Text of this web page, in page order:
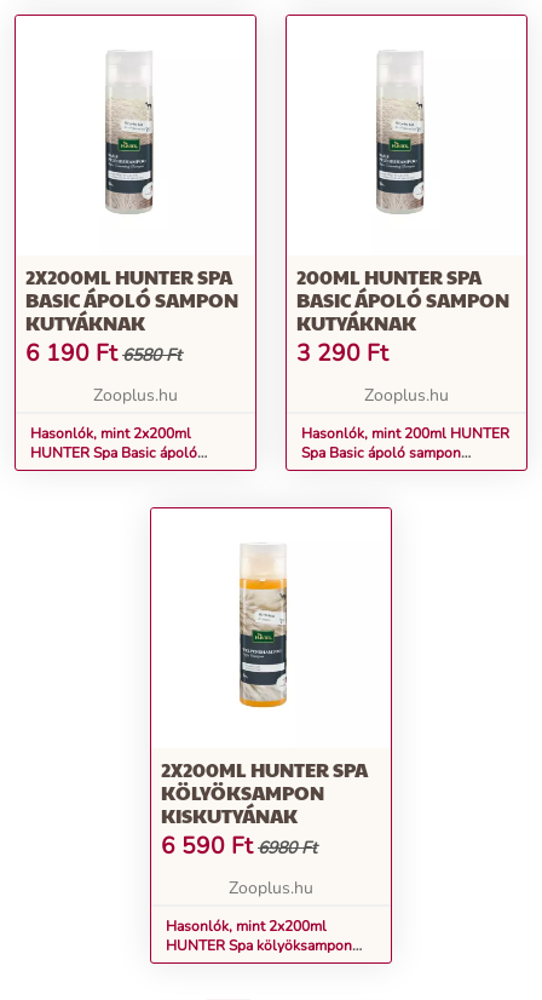
2X200ML HUNTER SPA
BASIC ÁPOLÓ SAMPON
KUTYÁKNAK
6 190 Ft 6580 Ft
Zooplus.hu
Hasonlók, mint 2x200ml
HUNTER Spa Basic ápoló
sampon kutyáknak
200ML HUNTER SPA
BASIC ÁPOLÓ SAMPON
KUTYÁKNAK
3 290 Ft
Zooplus.hu
Hasonlók, mint 200ml HUNTER
Spa Basic ápoló sampon
kutyáknak
2X200ML HUNTER SPA
KÖLYÖKSAMPON
KISKUTYÁNAK
6 590 Ft 6980 Ft
Zooplus.hu
Hasonlók, mint 2x200ml
HUNTER Spa kölyöksampon
kiskutyának